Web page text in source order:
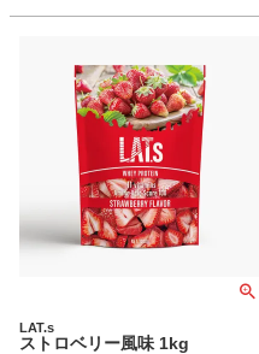
LAT.s
ストロベリー風味 1kg